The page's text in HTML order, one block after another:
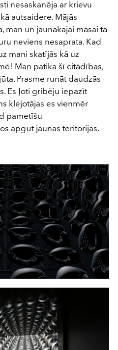
nesaskanēja ar krievu
autsaidere. Mājās
man un jaunākajai māsai tā
neviens nesaprata. Kad
mani skatījās kā uz
Man patika šī citādības,
Prasme runāt daudzās
Es ļoti gribēju iepazīt
klejotājas es vienmēr
pametīšu
apgūt jaunas teritorijas.